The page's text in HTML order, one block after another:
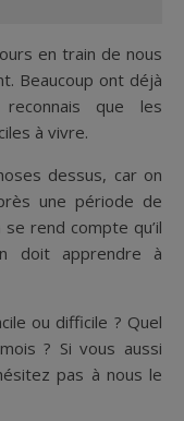
en train de nous
Beaucoup ont déjà
que les
à vivre.
dessus, car on
une période de
rend compte qu’il
doit apprendre à
ou difficile ? Quel
? Si vous aussi
pas à nous le